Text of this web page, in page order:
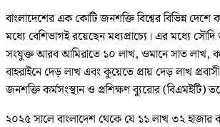
বাংলাদেশের এক কোটি জনশক্তি বিশ্বের বিভিন্ন
মধ্যে বেশিভাগই রয়েছেন মধ্যপ্রাচ্যে। এর মধ্যে
সংযুক্ত আরব আমিরাতে ১০ লাখ, ওমানে সাত লাখ,
বাহরাইনে দেড় লাখ এবং কুয়েতে প্রায় দেড় লাখ
জনশক্তি কর্মসংস্থান ও প্রশিক্ষণ ব্যুরোর (বিএমইটি)
২০২৫ সালে বাংলাদেশ থেকে যে ১১ লাখ ৩২ হাজার